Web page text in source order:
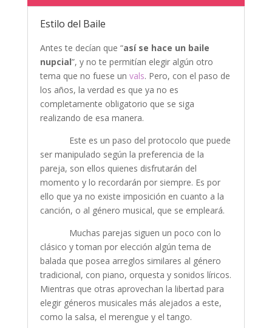
Estilo del Baile
Antes te decían que “así se hace un baile
nupcial”, y no te permitían elegir algún otro
tema que no fuese un vals. Pero, con el paso de
los años, la verdad es que ya no es
completamente obligatorio que se siga
realizando de esa manera.
Este es un paso del protocolo que puede
ser manipulado según la preferencia de la
pareja, son ellos quienes disfrutarán del
momento y lo recordarán por siempre. Es por
ello que ya no existe imposición en cuanto a la
canción, o al género musical, que se empleará.
Muchas parejas siguen un poco con lo
clásico y toman por elección algún tema de
balada que posea arreglos similares al género
tradicional, con piano, orquesta y sonidos líricos.
Mientras que otras aprovechan la libertad para
elegir géneros musicales más alejados a este,
como la salsa, el merengue y el tango.